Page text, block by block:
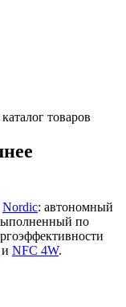
Nordic: автономный
по
и NFC 4W.